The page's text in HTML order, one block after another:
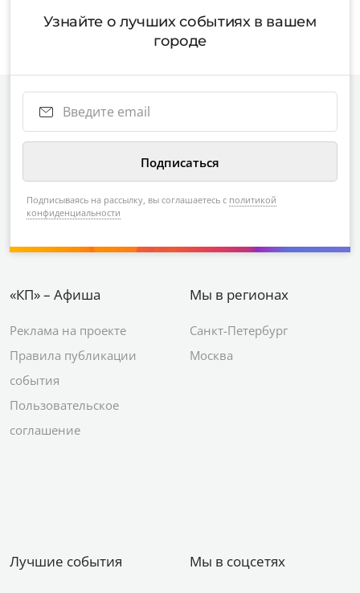
Узнайте о лучших событиях в вашем
городе
Подписываясь на рассылку, вы соглашаетесь с политикой
конфиденциальности
«КП» – Афиша
Реклама на проекте
Правила публикации
события
Пользовательское
соглашение
Мы в регионах
Санкт-Петербург
Москва
Лучшие события Мы в соцсетях